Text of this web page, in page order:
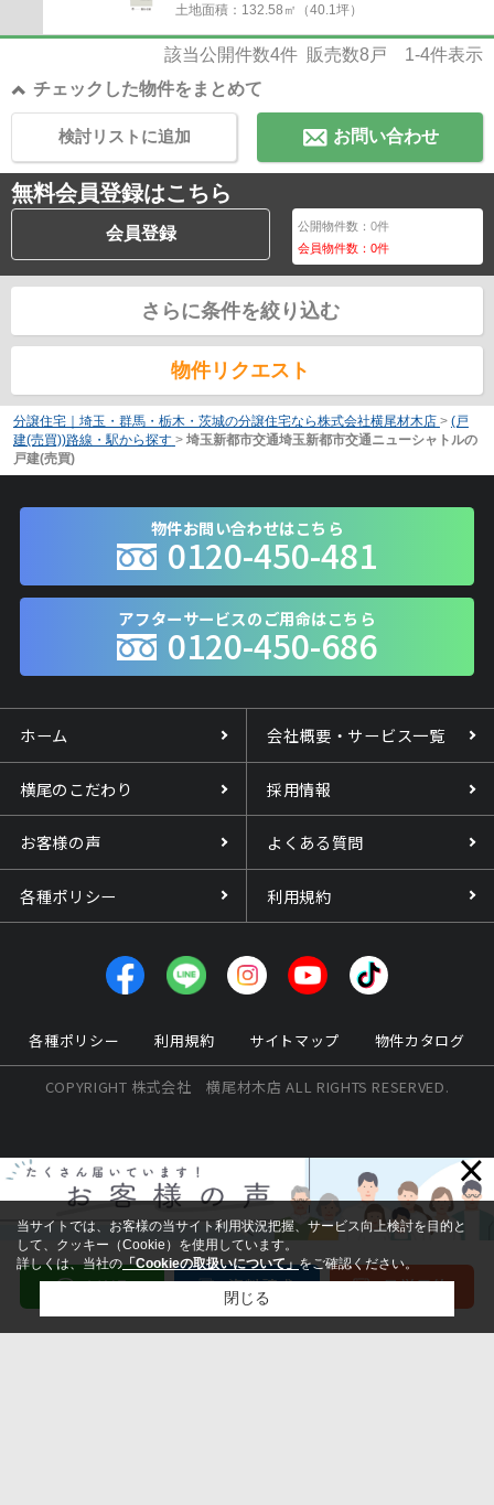
土地面積： 132.58㎡（40.1坪）
該当公開件数4件 販売数8 戸 1-4件表示
チェックした物件をまとめて
お問い合わせ
検討リストに追加
無料会員登録はこちら
会員登録 公開物件数：0件
会員物件数：0件
さらに条件を絞り込む
物件リクエスト
分譲住宅｜埼玉・群馬・栃木・茨城の分譲住宅なら株式会社横尾材木店 > (戸
建(売買))路線・駅から探す > 埼玉新都市交通埼玉新都市交通ニューシャトルの
戸建(売買)
物件お問い合わせはこちら
0120-450-481
アフターサービスのご用命はこちら
0120-450-686
ホーム 会社概要・サービス一覧
横尾のこだわり 採用情報
お客様の声 よくある質問
各種ポリシー 利用規約
各種ポリシー 利用規約 サイトマップ 物件カタログ
COPYRIGHT 株式会社 横尾材木店 ALL RIGHTS RESERVED.
×
当サイトでは、お客様の当サイト利用状況把握、サービス向上検討を目的と
して、クッキー（Cookie）を使用しています。
詳しくは、当社の「Cookieの取扱いについて」をご確認ください。
閉じる